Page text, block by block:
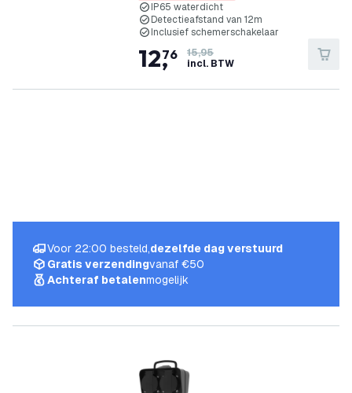
IP65 waterdicht
Detectieafstand van 12m
Inclusief schemerschakelaar
12,
76
15,95
incl. BTW
Voor 22:00 besteld,dezelfde dag verstuurd
Gratis verzendingvanaf €50
Achteraf betalenmogelijk